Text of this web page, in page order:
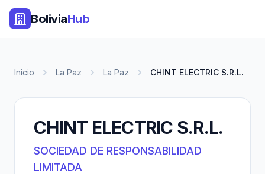
BoliviaHub
Inicio La Paz La Paz CHINT ELECTRIC S.R.L.
CHINT ELECTRIC S.R.L.
SOCIEDAD DE RESPONSABILIDAD
LIMITADA